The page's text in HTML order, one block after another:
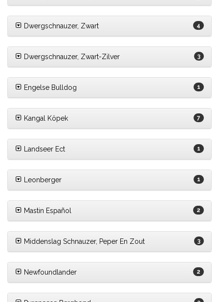
Dwergschnauzer, Zwart 4
Dwergschnauzer, Zwart-Zilver 3
Engelse Bulldog 1
Kangal Köpek 7
Landseer Ect 1
Leonberger 1
Mastin Español 2
Middenslag Schnauzer, Peper En Zout 3
Newfoundlander 2